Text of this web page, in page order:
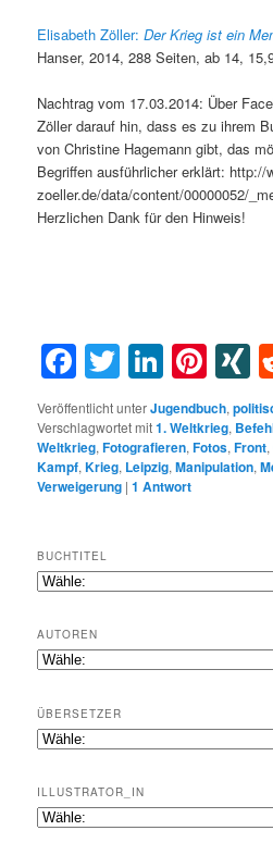
Elisabeth Zöller:Der Krieg ist ein
Hanser, 2014, 288 Seiten, ab 14,
Nachtrag vom 17.03.2014: Über
Zöller darauf hin, dass es zu ihrem
von Christine Hagemann gibt, das
Begriffen ausführlicher erklärt: http://
zoeller.de/data/content/00000052/
Herzlichen Dank für den Hinweis!
Facebook
Twitter
Veröffentlicht unterJugendbuch,
Verschlagwortet mit1. Weltkrieg,
Weltkrieg,Fotografieren,Fotos,Front,
Kampf,Krieg, Leipzig,Manipulation,
Verweigerung |1 Antwort
BUCHTITEL
AUTOREN
ÜBERSETZER
ILLUSTRATOR_IN